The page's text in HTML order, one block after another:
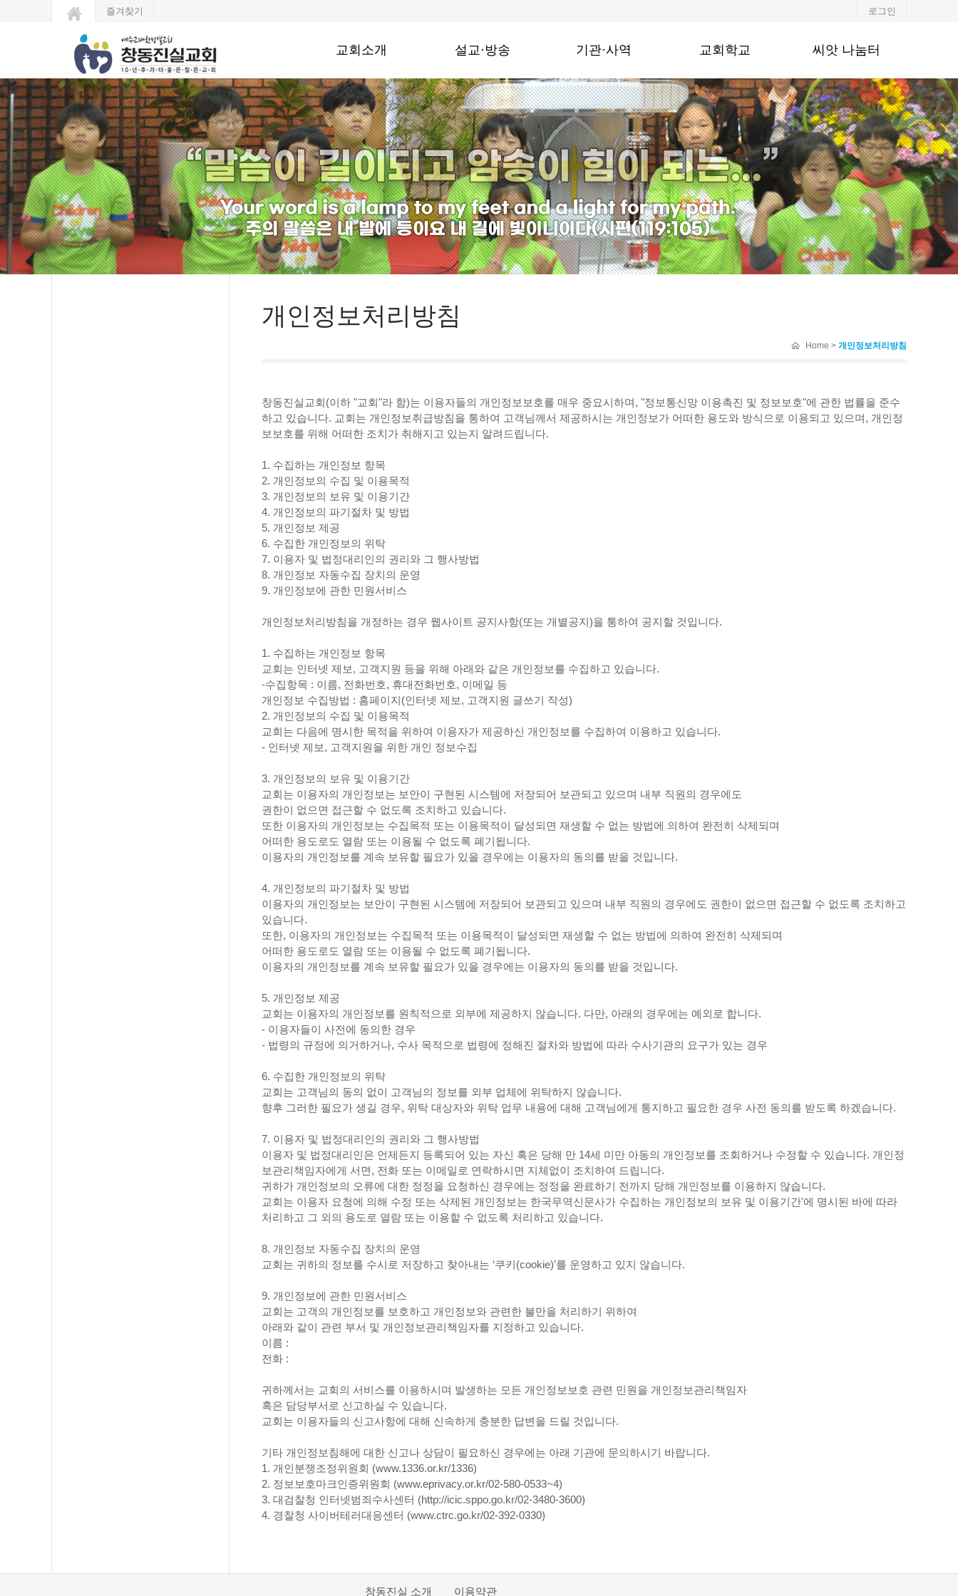
즐겨찾기 로그인
교회소개
창동진실교회는
교회연혁
예배안내
섬기는 이들
찾아오시는길
설교·방송
주일설교
수요밤예배
금요밤기도회
온라인성경공부
특별영상
기관·사역
기관
지역사회와함께
선교사역
교회학교
유·초등부
중·고등부
청년부
씨앗 나눔터
알려드립니다
포토갤러리
행사일정
교회주보
강단기도문
개인정보처리방침
Home > 개인정보처리방침
창동진실교회(이하 "교회"라 함)는 이용자들의 개인정보보호를 매우 중요시하며, "정보통신망 이용촉진 및 정보보호"에 관한 법률을 준수
하고 있습니다. 교회는 개인정보취급방침을 통하여 고객님께서 제공하시는 개인정보가 어떠한 용도와 방식으로 이용되고 있으며, 개인정
보보호를 위해 어떠한 조치가 취해지고 있는지 알려드립니다.
1. 수집하는 개인정보 항목
2. 개인정보의 수집 및 이용목적
3. 개인정보의 보유 및 이용기간
4. 개인정보의 파기절차 및 방법
5. 개인정보 제공
6. 수집한 개인정보의 위탁
7. 이용자 및 법정대리인의 권리와 그 행사방법
8. 개인정보 자동수집 장치의 운영
9. 개인정보에 관한 민원서비스
개인정보처리방침을 개정하는 경우 웹사이트 공지사항(또는 개별공지)을 통하여 공지할 것입니다.
1. 수집하는 개인정보 항목
교회는 인터넷 제보, 고객지원 등을 위해 아래와 같은 개인정보를 수집하고 있습니다.
-수집항목 : 이름, 전화번호, 휴대전화번호, 이메일 등
개인정보 수집방법 : 홈페이지(인터넷 제보, 고객지원 글쓰기 작성)
2. 개인정보의 수집 및 이용목적
교회는 다음에 명시한 목적을 위하여 이용자가 제공하신 개인정보를 수집하여 이용하고 있습니다.
- 인터넷 제보, 고객지원을 위한 개인 정보수집
3. 개인정보의 보유 및 이용기간
교회는 이용자의 개인정보는 보안이 구현된 시스템에 저장되어 보관되고 있으며 내부 직원의 경우에도
권한이 없으면 접근할 수 없도록 조치하고 있습니다.
또한 이용자의 개인정보는 수집목적 또는 이용목적이 달성되면 재생할 수 없는 방법에 의하여 완전히 삭제되며
어떠한 용도로도 열람 또는 이용될 수 없도록 폐기됩니다.
이용자의 개인정보를 계속 보유할 필요가 있을 경우에는 이용자의 동의를 받을 것입니다.
4. 개인정보의 파기절차 및 방법
이용자의 개인정보는 보안이 구현된 시스템에 저장되어 보관되고 있으며 내부 직원의 경우에도 권한이 없으면 접근할 수 없도록 조치하고
있습니다.
또한, 이용자의 개인정보는 수집목적 또는 이용목적이 달성되면 재생할 수 없는 방법에 의하여 완전히 삭제되며
어떠한 용도로도 열람 또는 이용될 수 없도록 폐기됩니다.
이용자의 개인정보를 계속 보유할 필요가 있을 경우에는 이용자의 동의를 받을 것입니다.
5. 개인정보 제공
교회는 이용자의 개인정보를 원칙적으로 외부에 제공하지 않습니다. 다만, 아래의 경우에는 예외로 합니다.
- 이용자들이 사전에 동의한 경우
- 법령의 규정에 의거하거나, 수사 목적으로 법령에 정해진 절차와 방법에 따라 수사기관의 요구가 있는 경우
6. 수집한 개인정보의 위탁
교회는 고객님의 동의 없이 고객님의 정보를 외부 업체에 위탁하지 않습니다.
향후 그러한 필요가 생길 경우, 위탁 대상자와 위탁 업무 내용에 대해 고객님에게 통지하고 필요한 경우 사전 동의를 받도록 하겠습니다.
7. 이용자 및 법정대리인의 권리와 그 행사방법
이용자 및 법정대리인은 언제든지 등록되어 있는 자신 혹은 당해 만 14세 미만 아동의 개인정보를 조회하거나 수정할 수 있습니다. 개인정
보관리책임자에게 서면, 전화 또는 이메일로 연락하시면 지체없이 조치하여 드립니다.
귀하가 개인정보의 오류에 대한 정정을 요청하신 경우에는 정정을 완료하기 전까지 당해 개인정보를 이용하지 않습니다.
교회는 이용자 요청에 의해 수정 또는 삭제된 개인정보는 한국무역신문사가 수집하는 개인정보의 보유 및 이용기간'에 명시된 바에 따라
처리하고 그 외의 용도로 열람 또는 이용할 수 없도록 처리하고 있습니다.
8. 개인정보 자동수집 장치의 운영
교회는 귀하의 정보를 수시로 저장하고 찾아내는 ‘쿠키(cookie)’를 운영하고 있지 않습니다.
9. 개인정보에 관한 민원서비스
교회는 고객의 개인정보를 보호하고 개인정보와 관련한 불만을 처리하기 위하여
아래와 같이 관련 부서 및 개인정보관리책임자를 지정하고 있습니다.
이름 :
전화 :
귀하께서는 교회의 서비스를 이용하시며 발생하는 모든 개인정보보호 관련 민원을 개인정보관리책임자
혹은 담당부서로 신고하실 수 있습니다.
교회는 이용자들의 신고사항에 대해 신속하게 충분한 답변을 드릴 것입니다.
기타 개인정보침해에 대한 신고나 상담이 필요하신 경우에는 아래 기관에 문의하시기 바랍니다.
1. 개인분쟁조정위원회 (www.1336.or.kr/1336)
2. 정보보호마크인증위원회 (www.eprivacy.or.kr/02-580-0533~4)
3. 대검찰청 인터넷범죄수사센터 (http://icic.sppo.go.kr/02-3480-3600)
4. 경찰청 사이버테러대응센터 (www.ctrc.go.kr/02-392-0330)
창동진실 소개 이용약관